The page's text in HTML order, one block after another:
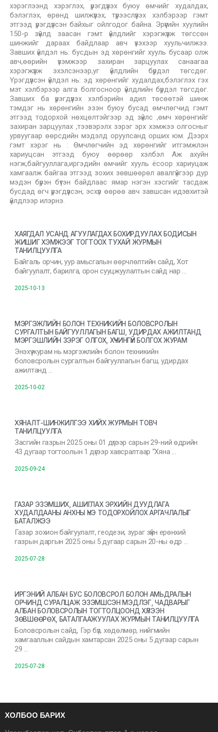
хэрэглээнд хэрэглэх, үрэгдүүлэх буюу өмчийг худалдах,
бэлэглэх, өрөнд шилжүүлэх, түрээслүүлэх хэлбэрээр гэмт
этгээд үрэгдүүлсэн байхыг ойлгодог байна. Эрүүгийн хуулийн
150-р зүйлд заасан гэмт үйлдлийг хэрэгжүүлж төгссөн
шинжийг дараах байдлаар авч үзэхээр хуульчилжээ.
Завших үйлдэл нь: бусдын эд хөрөнгийг хууль бусаар олж
авч,өөрийн үзэмжээр захиран зарцуулах санаагаа
хэрэгжүүлж эхэлсэнээр,уг үйлдлийн бүрдэл төгсдөг.
Үрэгдүүлсэн үйлдэл нь: эд хөрөнгийг худалдах,бэлэглэх гэх
мэт хэлбэрээр алга болгосноор үйлдлийн бүрдэл төгсдөг.
Завших ба үрэгдүүлэх хэлбэрийн адил төсөөтэй шинж
тэмдэг нь хөрөнгийн эзэн буюу бусад өмчлөгчид гэмт
этгээд тодорхой нөхцөлтэйгээр эд зүйлс ,өмч хөрөнгийг
захиран зарцуулах ,тээвэрэлх зэрэг эрх хэмжээ олгосныг
урвуугаар өөрсдийн мэдэлд оруулсанд орших юм. Дээрх
гэмт хэрэг нь : Өмчлөгчийн эд хөрөнгийг итгэмжлэн
хариуцсан этгээд буюу өөрөөр хэлбэл Аж ахуйн
нэгж,байгууллага,иргэдийн өмчийг хууль ёсоор хариуцаж
хамгаалж байгаа этгээд зохих зөвшөөрөл авалгүйгээр дур
мэдэн бүрэн бүтэн байдлаас ямар нэгэн хэсгийг тасдаж
бусдад өгч үрэгдүүлсэн, эсхүл өөрөө авч завшсан идэвхитэй
үйлдлээр илэрнэ.
ХАЯГДАЛ УСАНД АГУУЛАГДАХ БОХИРДУУЛАХ БОДИСЫН
ЖИШИГ ХЭМЖЭЭГ ТОГТООХ ТУХАЙ ЖУРМЫН
ТАНИЛЦУУЛГА
Байгаль орчин, уур амьсгалын өөрчлөлтийн сайд, Хот
байгуулалт, барилга, орон сууцжуулалтын сайд нар …
2025-10-13
МЭРГЭЖЛИЙН БОЛОН ТЕХНИКИЙН БОЛОВСРОЛЫН
СУРГАЛТЫН БАЙГУУЛЛАГЫН БАГШ, УДИРДАХ АЖИЛТАНД
МЭРГЭШЛИЙН ЗЭРЭГ ОЛГОХ, ХҮЧИНГҮЙ БОЛГОХ ЖУРАМ
Энэхүү журам нь мэргэжлийн болон техникийн
боловсролын сургалтын байгууллагын багш, удирдах
ажилтанд …
2025-10-02
ХЯНАЛТ-ШИНЖИЛГЭЭ ХИЙХ ЖУРМЫН ТОВЧ
ТАНИЛЦУУЛГА
Засгийн газрын 2025 оны 01 дүгээр сарын 29-ний өдрийн
43 дугаар тогтоолын 1 дүгээр хавсралтаар “Хяна …
2025-09-24
ГАЗАР ЭЗЭМШИХ, АШИГЛАХ ЭРХИЙН ДУУДЛАГА
ХУДАЛДААНЫ АНХНЫ ҮНЭ ТОДОРХОЙЛОХ АРГАЧЛАЛЫГ
БАТАЛЖЭЭ
Газар зохион байгуулалт, геодези, зураг зүйн ерөнхий
газрын даргын 2025 оны 5 дугаар сарын 20-ны өдр …
2025-07-28
ИРГЭНИЙ АЛБАН БУС БОЛОВСРОЛ БОЛОН АМЬДРАЛЫН
ОРЧИНД СУРАЛЦАЖ ЭЗЭМШСЭН МЭДЛЭГ, ЧАДВАРЫГ
АЛБАН БОЛОВСРОЛЫН ТОГТОЛЦООНД ХҮЛЭЭН
ЗӨВШӨӨРӨХ, БАТАЛГААЖУУЛАХ ЖУРМЫН ТАНИЛЦУУЛГА
Боловсролын сайд, Гэр бүл, хөдөлмөр, нийгмийн
хамгааллын сайдын хамтарсан 2025 оны 5 дугаар сарын
29 …
2025-07-28
ХОЛБОО БАРИХ